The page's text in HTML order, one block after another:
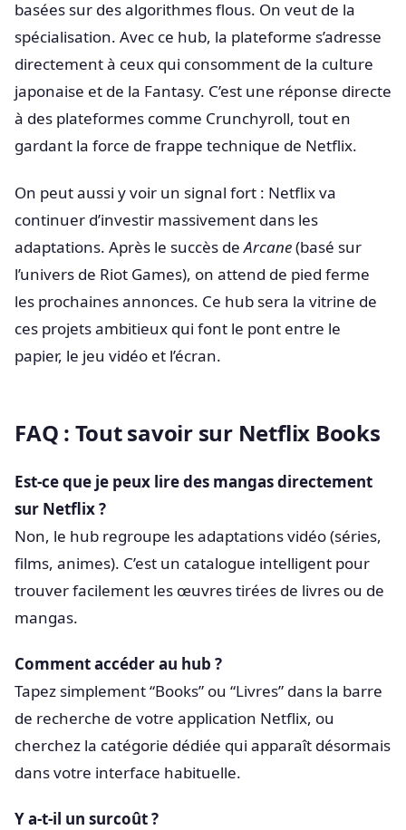
basées sur des algorithmes flous. On veut de la
spécialisation. Avec ce hub, la plateforme s’adresse
directement à ceux qui consomment de la culture
japonaise et de la Fantasy. C’est une réponse directe
à des plateformes comme Crunchyroll, tout en
gardant la force de frappe technique de Netflix.
On peut aussi y voir un signal fort : Netflix va
continuer d’investir massivement dans les
adaptations. Après le succès deArcane(basé sur
l’univers de Riot Games), on attend de pied ferme
les prochaines annonces. Ce hub sera la vitrine de
ces projets ambitieux qui font le pont entre le
papier, le jeu vidéo et l’écran.
FAQ : Tout savoir sur Netflix Books
Est-ce que je peux lire des mangas directement
sur Netflix ?
Non, le hub regroupe les adaptations vidéo (séries,
films, animes). C’est un catalogue intelligent pour
trouver facilement les œuvres tirées de livres ou de
mangas.
Comment accéder au hub ?
Tapez simplement “Books” ou “Livres” dans la barre
de recherche de votre application Netflix, ou
cherchez la catégorie dédiée qui apparaît désormais
dans votre interface habituelle.
Y a-t-il un surcoût ?